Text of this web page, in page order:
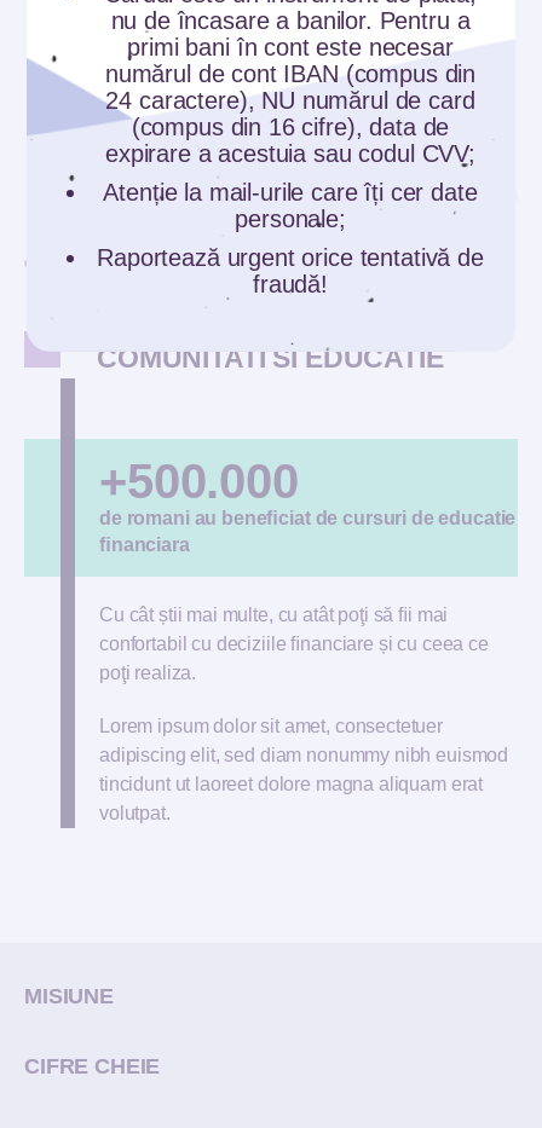
COMUNITATI SI EDUCATIE
+500.000
de romani au beneﬁciat de cursuri de educatie
ﬁnanciara
Cu cât știi mai multe, cu atât poţi să ﬁi mai
confortabil cu deciziile ﬁnanciare și cu ceea ce
poţi realiza.
Lorem ipsum dolor sit amet, consectetuer
adipiscing elit, sed diam nonummy nibh euismod
tincidunt ut laoreet dolore magna aliquam erat
volutpat.
MISIUNE
CIFRE CHEIE
nu de încasare a banilor. Pentru a
primi bani în cont este necesar
numărul de cont IBAN (compus din
24 caractere), NU numărul de card
(compus din 16 cifre), data de
expirare a acestuia sau codul CVV;
Atenție la mail-urile care îți cer date
personale;
Raportează urgent orice tentativă de
fraudă!